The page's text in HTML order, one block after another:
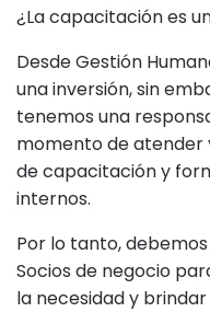
¿La capacitación es
Desde Gestión
una inversión, sin
tenemos una
momento de atender
de capacitación y
internos.
Por lo tanto,
Socios de negocio
la necesidad y